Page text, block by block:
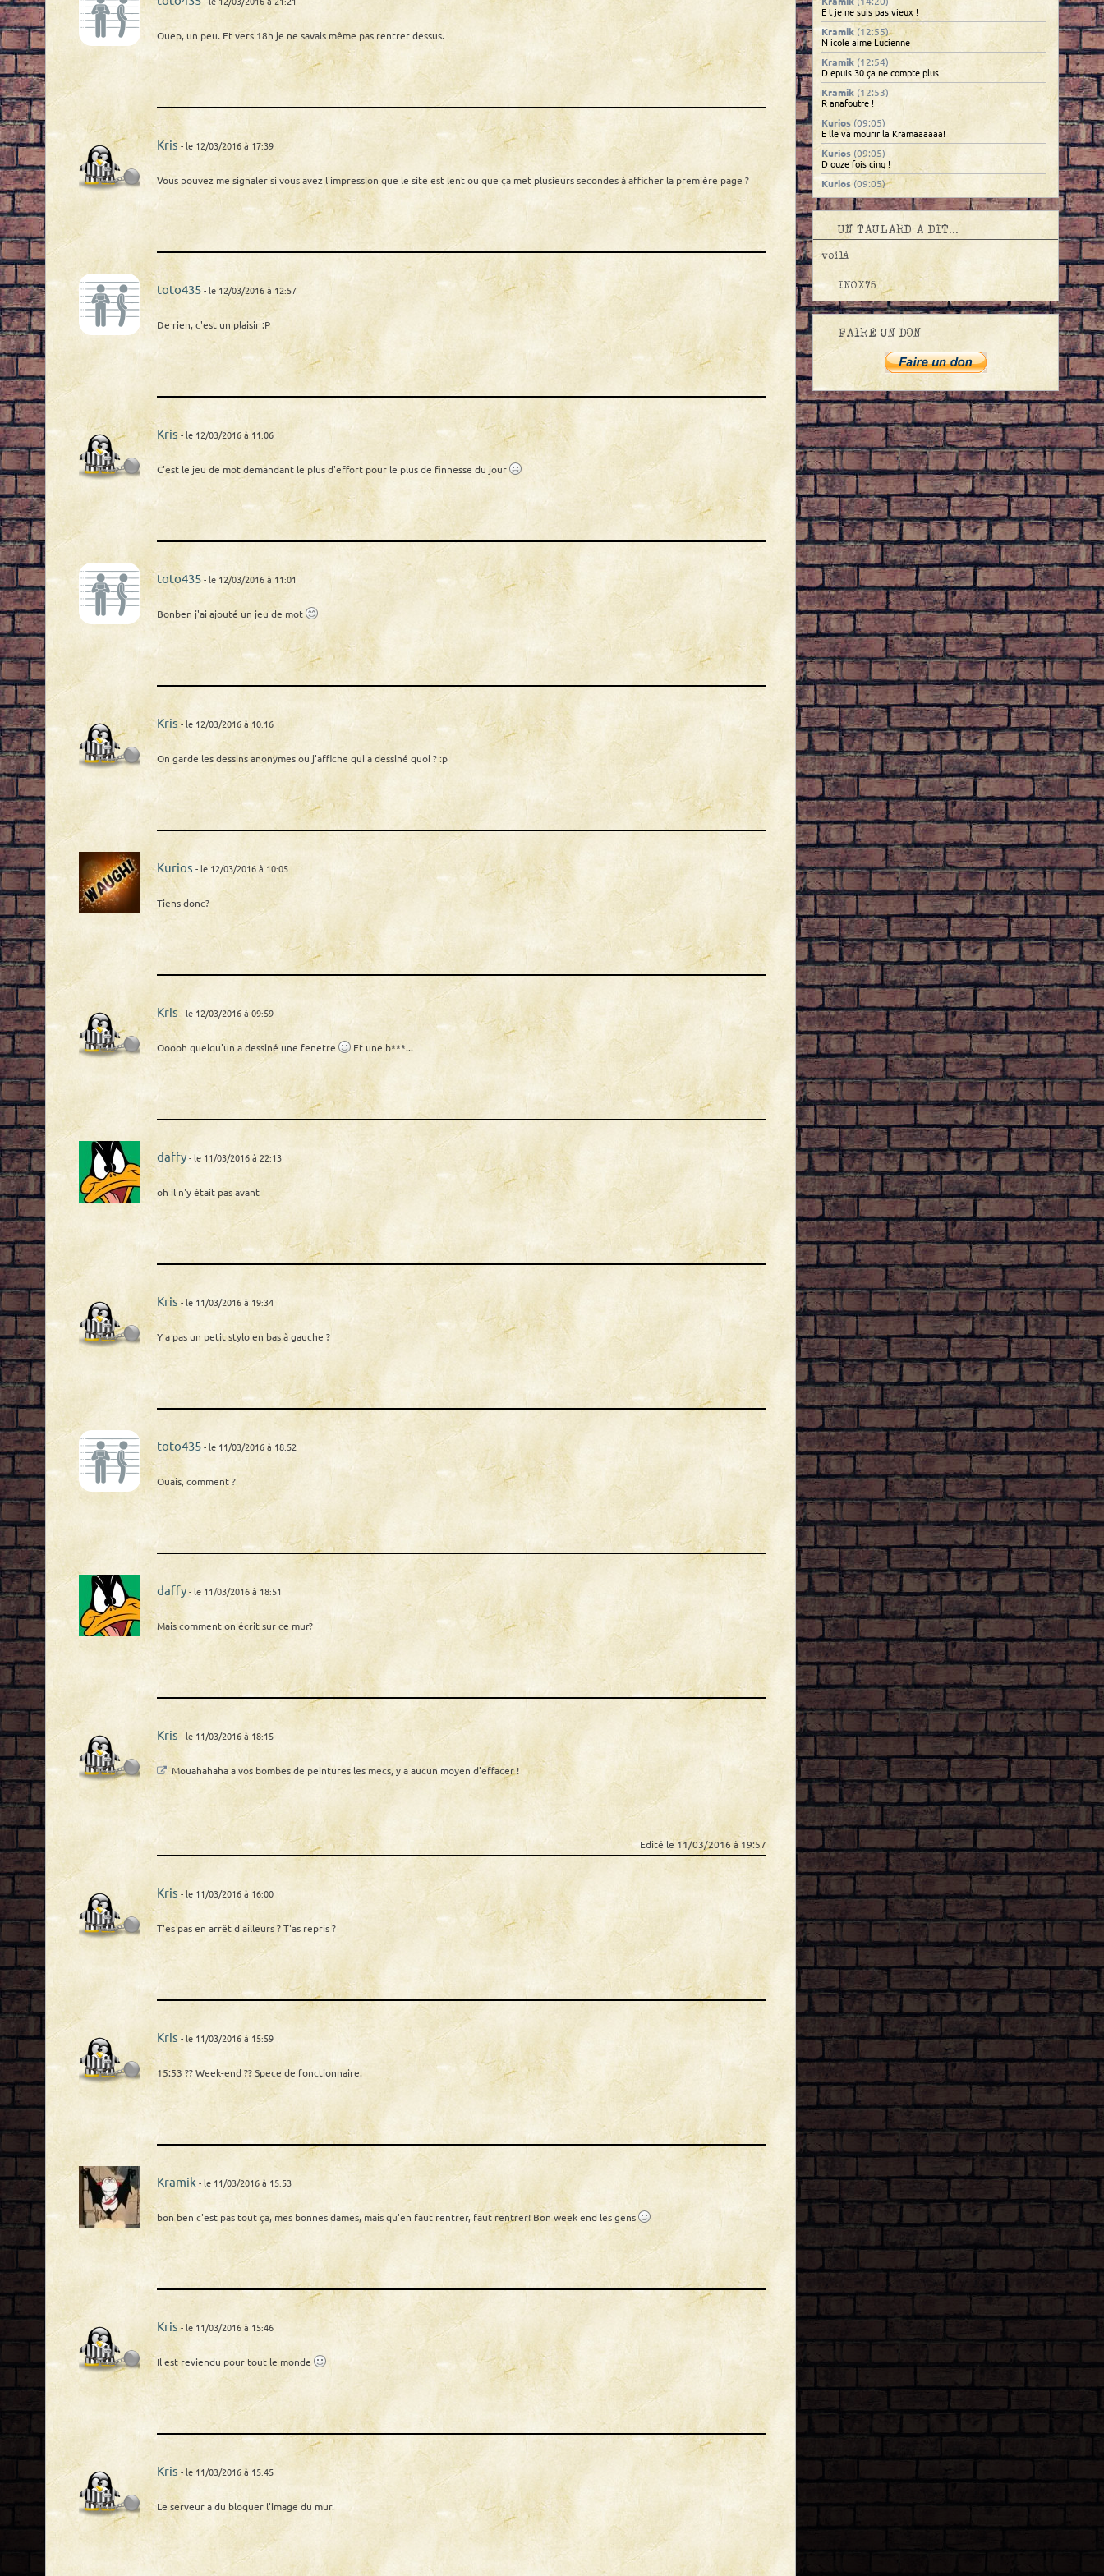
E t je ne suis pas vieux !
Kramik (12:55)
N icole aime Lucienne
Kramik (12:54)
D epuis 30 ça ne compte plus.
Kramik (12:53)
R anafoutre !
Kurios (09:05)
E lle va mourir la Kramaaaaaa!
Kurios (09:05)
D ouze fois cinq !
Kurios (09:05)
I l est viiiiiieeeeeux, le Kram!
Kramik(08:38)
60...
05/08/2026
Kramik
Chibidouaaaaa... ouap douwap
04/08/2026
onclebob(12:10)
grmph
Kramik(09:08)
Bonjour chez vous.
03/08/2026
(13:51)
L ibre, je suis un homme libre !
Kurios(12:02)
U ne impression de vide?
Kurios(12:01)
N e te sens tu as seul?
Kurios(12:01)
D is donc, Kram
31/07/2026
Kramik(16:23)
I dredi redi di iii...
30/07/2026
Kurios(07:36)
Jeudredi, jeudredi, jeudredi !
29/07/2026
Kramik(23:24)
La croquette de crevettes, peut-être !
Kurios(08:41)
Ca sent la croquette, là-dedans!
28/07/2026
Kramik
(08:08)
BuuUaaArrrP ! Prrrrrr...
27/07/2026
Kramik(13:38)
Et ça peut servir d'insecticide puissant.
INOX75(13:13)
ça débouche les toyaux !!
Kramik(12:22)
C'est l'effet haleine de café et tabac du matin, ça
décappe tout !
INOX75(12:02)
tout est redevenu plus clair !!
Kramik(08:23)
BuUaarrRppp !
24/07/2026
Kramik(20:26)
Kramik(17:50)
V iole une mouche !
Kramik(17:48)
E nfile une ceinture de chasteté
Kramik (17:47)
N e va pas sur les genoux de ton curé
Kurios(13:22)
D onne aux pauvres.
UN TAULARD A DIT...
voilà
INOX75
FAIRE UN DON
Ouep, un peu. Et vers 18h je ne savais même pas rentrer dessus.
Kris - le 12/03/2016 à 17:39
Vous pouvez me signaler si vous avez l'impression que le site est lent ou que ça met plusieurs secondes à afficher la première page ?
toto435- le 12/03/2016 à 12:57
De rien, c'est un plaisir :P
Kris - le 12/03/2016 à 11:06
C'est le jeu de mot demandant le plus d'effort pour le plus de finnesse du jour
toto435- le 12/03/2016 à 11:01
Bonben j'ai ajouté un jeu de mot
Kris - le 12/03/2016 à 10:16
On garde les dessins anonymes ou j'affiche qui a dessiné quoi ? :p
Kurios - le 12/03/2016 à 10:05
Tiens donc?
Kris - le 12/03/2016 à 09:59
Ooooh quelqu'un a dessiné une fenetre Et une b***...
daffy- le 11/03/2016 à 22:13
oh il n'y était pas avant
Kris - le 11/03/2016 à 19:34
Y a pas un petit stylo en bas à gauche ?
toto435- le 11/03/2016 à 18:52
Ouais, comment ?
daffy- le 11/03/2016 à 18:51
Mais comment on écrit sur ce mur?
Kris - le 11/03/2016 à 18:15
Mouahahaha a vos bombes de peintures les mecs, y a aucun moyen d'effacer !
Edité le 11/03/2016 à 19:57
Kris - le 11/03/2016 à 16:00
T'es pas en arrêt d'ailleurs ? T'as repris ?
Kris - le 11/03/2016 à 15:59
15:53 ?? Week-end ?? Spece de fonctionnaire.
Kramik - le 11/03/2016 à 15:53
bon ben c'est pas tout ça, mes bonnes dames, mais qu'en faut rentrer, faut rentrer! Bon week end les gens
Kris - le 11/03/2016 à 15:46
Il est reviendu pour tout le monde
Kris - le 11/03/2016 à 15:45
Le serveur a du bloquer l'image du mur.